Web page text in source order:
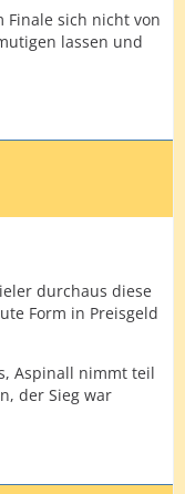
Finale sich nicht von
lassen und
durchaus diese
Form in Preisgeld
Aspinall nimmt teil
der Sieg war